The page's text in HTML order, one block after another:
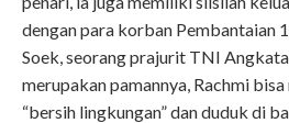
dengan para korban Pembantaian
Soek, seorang prajurit TNI
merupakan pamannya, Rachmi
“bersih lingkungan” dan duduk di